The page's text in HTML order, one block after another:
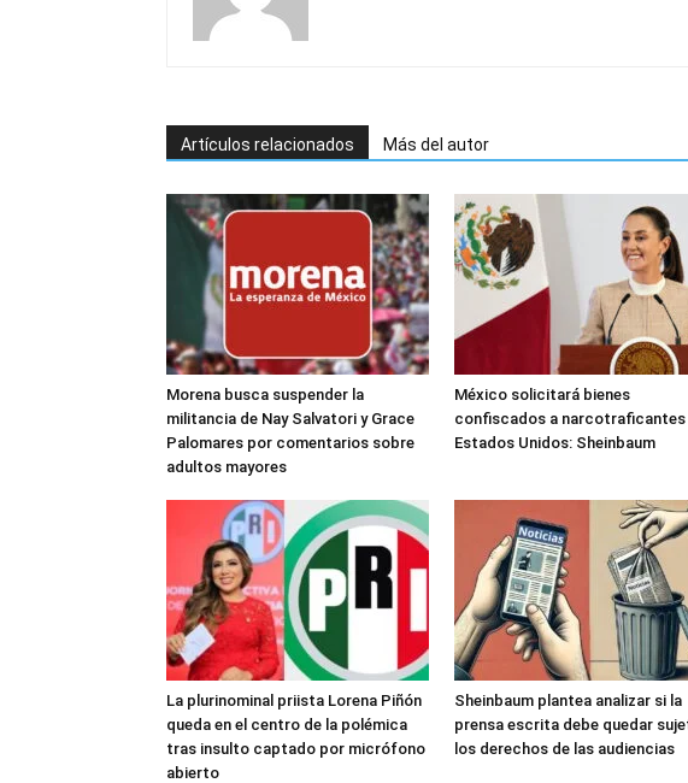
Artículos relacionados Más del autor
Morena busca suspender la
militancia de Nay Salvatori y Grace
Palomares por comentarios sobre
adultos mayores
México solicitará bienes
confiscados a
Estados Unidos: Sheinbaum
La plurinominal priista Lorena Piñón
queda en el centro de la polémica
tras insulto captado por micrófono
abierto
Sheinbaum plantea analizar si la
prensa escrita debe quedar
los derechos de las audiencias